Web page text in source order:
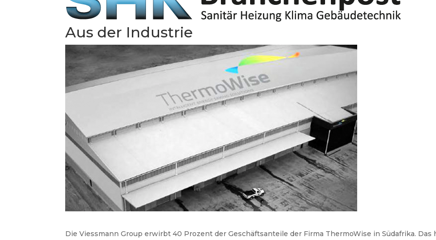
Aus der Industrie
Die Viessmann Group erwirbt 40 Prozent der Geschäftsanteile der Firma ThermoWise in Südafrika. Das